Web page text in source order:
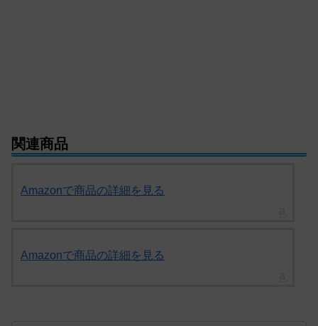
関連商品
Amazonで商品の詳細を見る
Amazonで商品の詳細を見る